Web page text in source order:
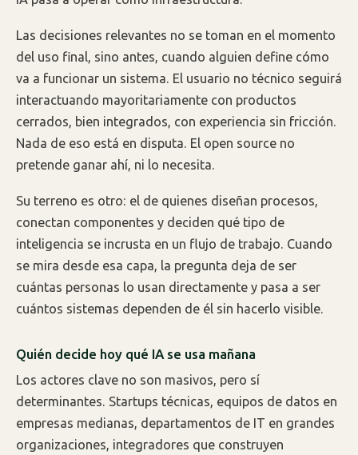
Las decisiones relevantes no se toman en el momento
del uso final, sino antes, cuando alguien define cómo
va a funcionar un sistema. El usuario no técnico seguirá
interactuando mayoritariamente con productos
cerrados, bien integrados, con experiencia sin fricción.
Nada de eso está en disputa. El open source no
pretende ganar ahí, ni lo necesita.
Su terreno es otro: el de quienes diseñan procesos,
conectan componentes y deciden qué tipo de
inteligencia se incrusta en un flujo de trabajo. Cuando
se mira desde esa capa, la pregunta deja de ser
cuántas personas lo usan directamente y pasa a ser
cuántos sistemas dependen de él sin hacerlo visible.
Quién decide hoy qué IA se usa mañana
Los actores clave no son masivos, pero sí
determinantes. Startups técnicas, equipos de datos en
empresas medianas, departamentos de IT en grandes
organizaciones, integradores que construyen